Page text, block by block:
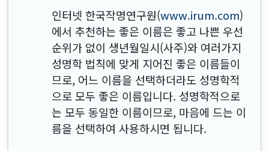
인터넷 한국작명연구원(www.irum.com)
에서 추천하는 좋은 이름은 좋고 나쁜 우선
순위가 없이 생년월일시(사주)와 여러가지
성명학 법칙에 맞게 지어진 좋은 이름들이
므로, 어느 이름을 선택하더라도 성명학적
으로 모두 좋은 이름입니다. 성명학적으로
는 모두 동일한 이름이므로, 마음에 드는 이
름을 선택하여 사용하시면 됩니다.